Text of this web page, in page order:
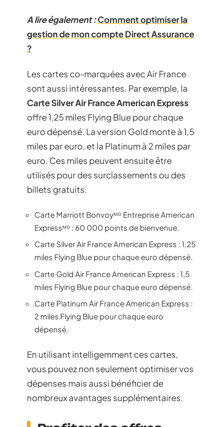
A lire également :Comment optimiser la
gestion de mon compte Direct Assurance
?
Les cartes co-marquées avec Air France
sont aussi intéressantes. Par exemple, la
Carte Silver Air France American Express
offre 1,25 miles Flying Blue pour chaque
euro dépensé. La version Gold monte à 1,5
miles par euro, et la Platinum à 2 miles par
euro. Ces miles peuvent ensuite être
utilisés pour des surclassements ou des
billets gratuits.
Carte Marriott Bonvoyᴹᴰ Entreprise American
Expressᴹᴰ : 60 000 points de bienvenue.
Carte Silver Air France American Express : 1,25
miles Flying Blue pour chaque euro dépensé.
Carte Gold Air France American Express : 1,5
miles Flying Blue pour chaque euro dépensé.
Carte Platinum Air France American Express :
2 miles Flying Blue pour chaque euro
dépensé.
En utilisant intelligemment ces cartes,
vous pouvez non seulement optimiser vos
dépenses mais aussi bénéficier de
nombreux avantages supplémentaires.